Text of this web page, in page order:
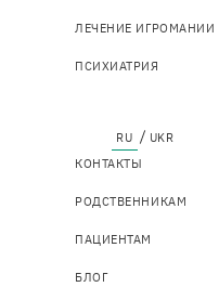
ЛЕЧЕНИЕ ИГРОМАНИИ
ПСИХИАТРИЯ
Top
menu
КОНТАКТЫ
РОДСТВЕННИКАМ
ПАЦИЕНТАМ
БЛОГ